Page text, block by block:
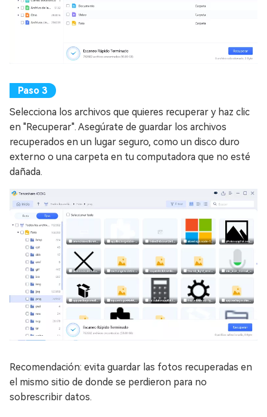
Selecciona los archivos que quieres recuperar y haz clic
en "Recuperar". Asegúrate de guardar los archivos
recuperados en un lugar seguro, como un disco duro
externo o una carpeta en tu computadora que no esté
dañada.
Recomendación: evita guardar las fotos recuperadas en
el mismo sitio de donde se perdieron para no
sobrescribir datos.